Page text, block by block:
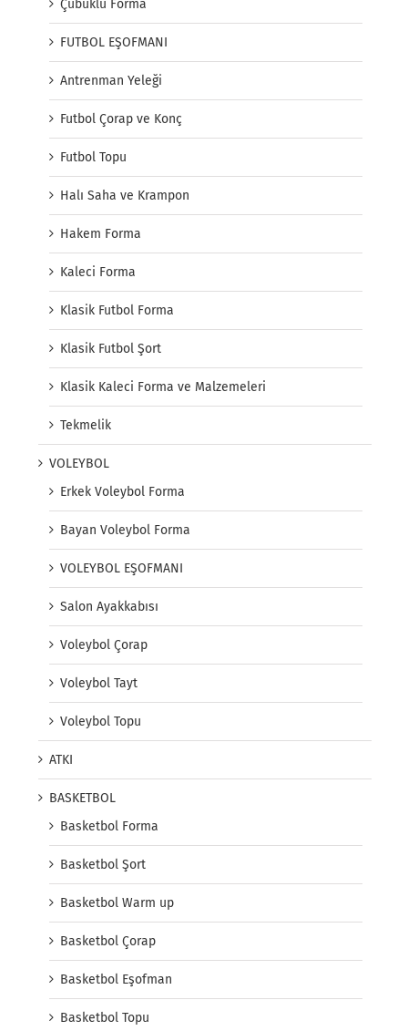
Çubuklu Forma
FUTBOL EŞOFMANI
Antrenman Yeleği
Futbol Çorap ve Konç
Futbol Topu
Halı Saha ve Krampon
Hakem Forma
Kaleci Forma
Klasik Futbol Forma
Klasik Futbol Şort
Klasik Kaleci Forma ve Malzemeleri
Tekmelik
VOLEYBOL
Erkek Voleybol Forma
Bayan Voleybol Forma
VOLEYBOL EŞOFMANI
Salon Ayakkabısı
Voleybol Çorap
Voleybol Tayt
Voleybol Topu
ATKI
BASKETBOL
Basketbol Forma
Basketbol Şort
Basketbol Warm up
Basketbol Çorap
Basketbol Eşofman
Basketbol Topu